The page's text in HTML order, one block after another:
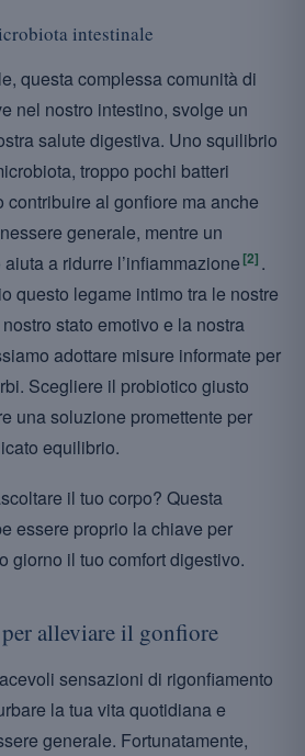
intestinale
questa complessa comunità di
nel nostro intestino, svolge un
salute digestiva. Uno squilibrio
troppo pochi batteri
contribuire al gonfiore ma anche
generale, mentre un
a ridurre l’infiammazione [2] .
questo legame intimo tra le nostre
stato emotivo e la nostra
adottare misure informate per
Scegliere il probiotico giusto
una soluzione promettente per
equilibrio.
il tuo corpo? Questa
essere proprio la chiave per
giorno il tuo comfort digestivo.
alleviare il gonfiore
sensazioni di rigonfiamento
la tua vita quotidiana e
generale. Fortunatamente,